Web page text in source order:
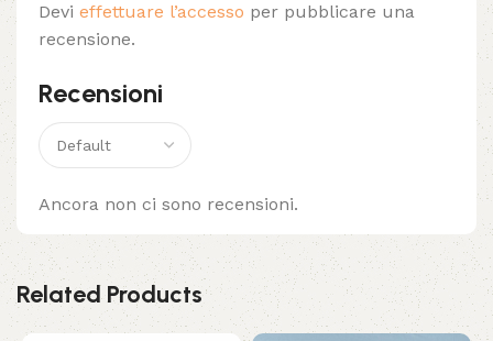
Recensioni
Ancora non ci sono recensioni.
Devi effettuare l’accesso per pubblicare una
recensione.
Related Products